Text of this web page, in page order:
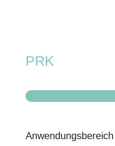
PRK
Anwendungsbereich